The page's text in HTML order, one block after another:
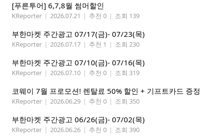
[푸른투어] 6,7,8월 썸머할인
KReporter | 2026.07.21 | 추천 0 | 조회 139
부한마켓 주간광고 07/17(금)- 07/23(목)
KReporter | 2026.07.17 | 추천 1 | 조회 230
부한마켓 주간광고 07/10(금)- 07/16(목)
KReporter | 2026.07.10 | 추천 0 | 조회 319
코웨이 7월 프로모션! 렌탈료 50% 할인 + 기프트카드 증정
KReporter | 2026.06.29 | 추천 0 | 조회 350
부한마켓 주간광고 06/26(금)- 07/02(목)
KReporter | 2026.06.26 | 추천 0 | 조회 390